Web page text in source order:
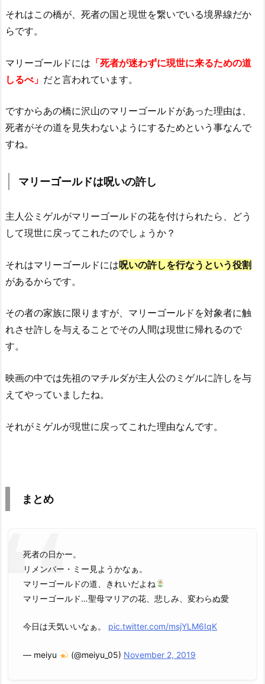
それはこの橋が、死者の国と現世を繋いでいる境界線だか
らです。
マリーゴールドには 「死者が迷わずに現世に来るための道
しるべ」 だと言われています。
ですからあの橋に沢山のマリーゴールドがあった理由は、
死者がその道を見失わないようにするためという事なんで
すね。
マリーゴールドは呪いの許し
主人公ミゲルがマリーゴールドの花を付けられたら、どう
して現世に戻ってこれたのでしょうか？
それはマリーゴールドには呪いの許しを行なうという役割
があるからです。
その者の家族に限りますが、マリーゴールドを対象者に触
れさせ許しを与えることでその人間は現世に帰れるので
す。
映画の中では先祖のマチルダが主人公のミゲルに許しを与
えてやっていましたね。
それがミゲルが現世に戻ってこれた理由なんです。
まとめ
死者の日かー。
リメンバー・ミー見ようかなぁ。
マリーゴールドの道、きれいだよね
マリーゴールド…聖母マリアの花、悲しみ、変わらぬ愛
今日は天気いいなぁ。 pic.twitter.com/msjYLM6IqK
— meiyu (@meiyu_05) November 2, 2019